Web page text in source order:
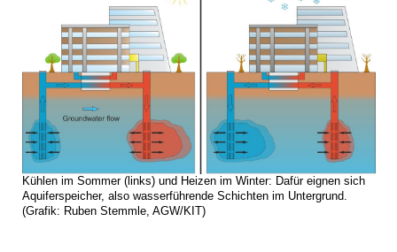
Kühlen im Sommer (links) und Heizen im Winter: Dafür eignen sich
Aquiferspeicher, also wasserführende Schichten im Untergrund.
(Grafik: Ruben Stemmle, AGW/KIT)